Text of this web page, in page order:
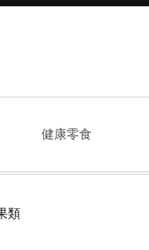
健康零食
類